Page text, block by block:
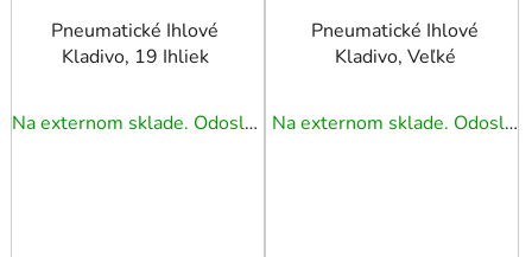
Pneumatické Ihlové
Kladivo, 19 Ihliek
Na externom sklade. Odoslanie 5 - 7 prac. dní.
Pneumatické Ihlové
Kladivo, Veľké
Na externom sklade. Odoslanie 5 - 7 prac. dní.